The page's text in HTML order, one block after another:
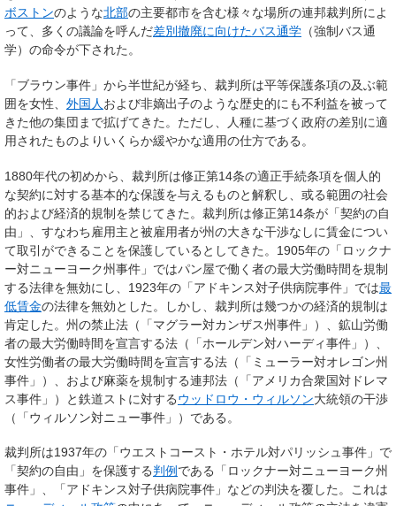
ボストンのような北部の主要都市を含む様々な場所の連邦裁判所によ
って、多くの議論を呼んだ差別撤廃に向けたバス通学 （強制バス通
学）の命令が下された。
「ブラウン事件」から半世紀が経ち、裁判所は平等保護条項の及ぶ範
囲を女性、 外国人 および非嫡出子のような歴史的にも不利益を被って
きた他の集団まで拡げてきた。ただし、人種に基づく政府の差別に適
用されたものよりいくらか緩やかな適用の仕方である。
1880年代の初めから、裁判所は修正第14条の適正手続条項を個人的
な契約に対する基本的な保護を与えるものと解釈し、或る範囲の社会
的および経済的規制を禁じてきた。裁判所は修正第14条が「契約の自
由」、すなわち雇用主と被雇用者が州の大きな干渉なしに賃金につい
て取引ができることを保護しているとしてきた。1905年の「ロックナ
ー対ニューヨーク州事件」ではパン屋で働く者の最大労働時間を規制
する法律を無効にし、1923年の「アドキンス対子供病院事件」では最
低賃金の法律を無効とした。しかし、裁判所は幾つかの経済的規制は
肯定した。州の禁止法（「マグラー対カンザス州事件」）、鉱山労働
者の最大労働時間を宣言する法（「ホールデン対ハーディ事件」）、
女性労働者の最大労働時間を宣言する法（「ミューラー対オレゴン州
事件」）、および麻薬を規制する連邦法（「アメリカ合衆国対ドレマ
ス事件」）と鉄道ストに対するウッドロウ・ウィルソン大統領の干渉
（「ウィルソン対ニュー事件」）である。
裁判所は1937年の「ウエストコースト・ホテル対パリッシュ事件」で
「契約の自由」を保護する判例 である「ロックナー対ニューヨーク州
事件」、「アドキンス対子供病院事件」などの判決を覆した。これは